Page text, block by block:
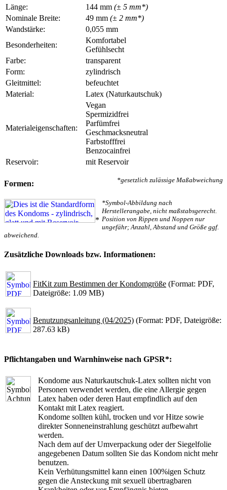
Länge: 144 mm (± 5 mm*)
Nominale Breite:
49 mm (± 2 mm*)
Wandstärke:
0,055 mm
Besonderheiten:
Komfortabel
Gefühlsecht
Farbe:
transparent
Form:
zylindrisch
Gleitmittel:
befeuchtet
Material:
Latex (Naturkautschuk)
Materialeigenschaften:
Vegan
Spermizidfrei
Parfümfrei
Geschmacksneutral
Farbstofffrei
Benzocainfrei
Reservoir:
mit Reservoir
*gesetzlich zulässige Maßabweichung
Formen:
*
*Symbol-Abbildung nach
Herstellerangabe, nicht maßstabsgerecht.
Position von Rippen und Noppen nur
ungefähr; Anzahl, Abstand und Größe ggf.
abweichend.
Zusätzliche Downloads bzw. Informationen:
FitKit zum Bestimmen der Kondomgröße (Format: PDF,
Dateigröße: 1.09 MB)
Benutzungsanleitung (04/2025) (Format: PDF, Dateigröße:
287.63 kB)
Pflichtangaben und Warnhinweise nach GPSR*:
Kondome aus Naturkautschuk-Latex sollten nicht von
Personen verwendet werden, die eine Allergie gegen
Latex haben oder deren Haut empfindlich auf den
Kontakt mit Latex reagiert.
Kondome sollten kühl, trocken und vor Hitze sowie
direkter Sonneneinstrahlung geschützt aufbewahrt
werden.
Nach dem auf der Umverpackung oder der Siegelfolie
angegebenen Datum sollten Sie das Kondom nicht mehr
benutzen.
Kein Verhütungsmittel kann einen 100%igen Schutz
gegen die Ansteckung mit sexuell übertragbaren